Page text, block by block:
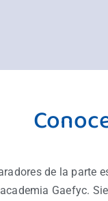
de la parte
Gaefyc.